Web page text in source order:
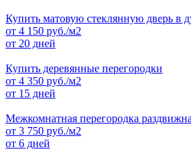
Купить матовую стеклянную дверь в
от 4 150 руб./м2
от 20 дней
Купить деревянные перегородки
от 4 350 руб./м2
от 15 дней
Межкомнатная перегородка
от 3 750 руб./м2
от 6 дней